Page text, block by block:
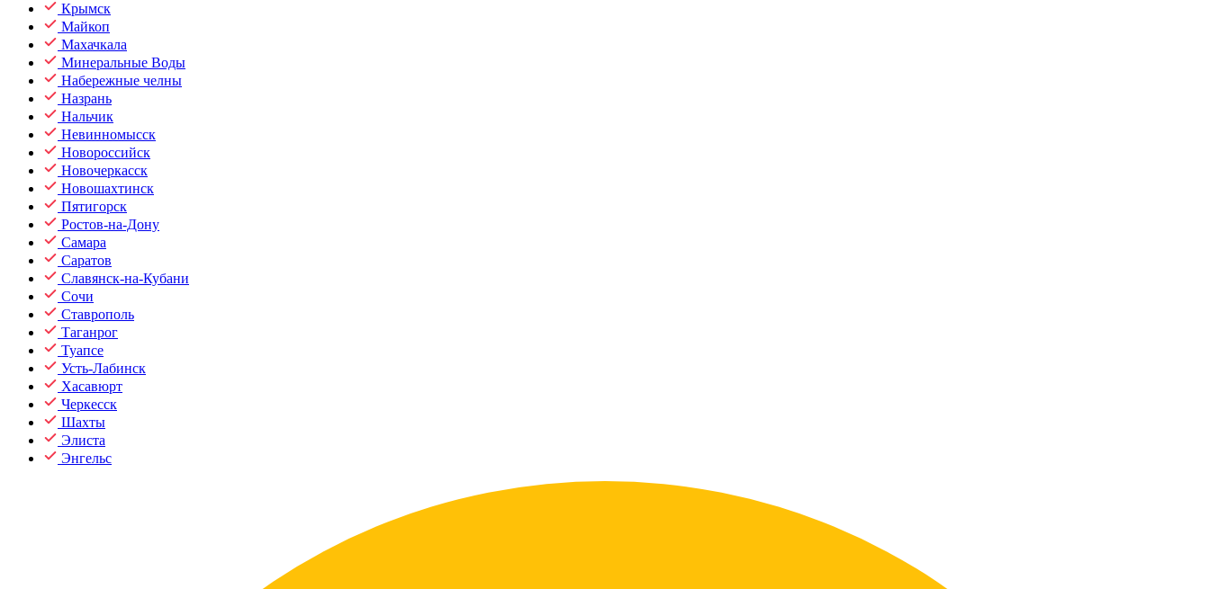
Крымск
Майкоп
Махачкала
Минеральные Воды
Набережные челны
Назрань
Нальчик
Невинномысск
Новороссийск
Новочеркасск
Новошахтинск
Пятигорск
Ростов-на-Дону
Самара
Саратов
Славянск-на-Кубани
Сочи
Ставрополь
Таганрог
Туапсе
Усть-Лабинск
Хасавюрт
Черкесск
Шахты
Элиста
Энгельс